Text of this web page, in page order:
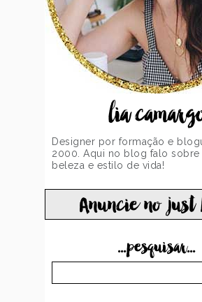
lia
Designer por formação e
2000. Aqui no blog falo sobre
beleza e estilo de vida!
Anuncie no just
...pesquisar...